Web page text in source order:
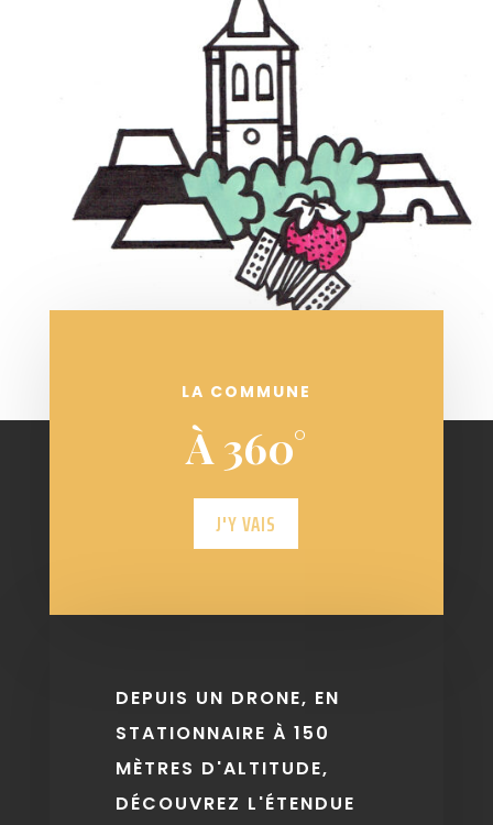
LA COMMUNE
À 360°
J'Y VAIS
DEPUIS UN DRONE, EN
STATIONNAIRE À 150
MÈTRES D'ALTITUDE,
DÉCOUVREZ L'ÉTENDUE